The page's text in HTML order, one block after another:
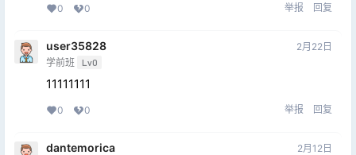
0 0 举报 回复
user35828
学前班 Lv0
2月22日
11111111
0 0 举报 回复
dantemorica 2月12日